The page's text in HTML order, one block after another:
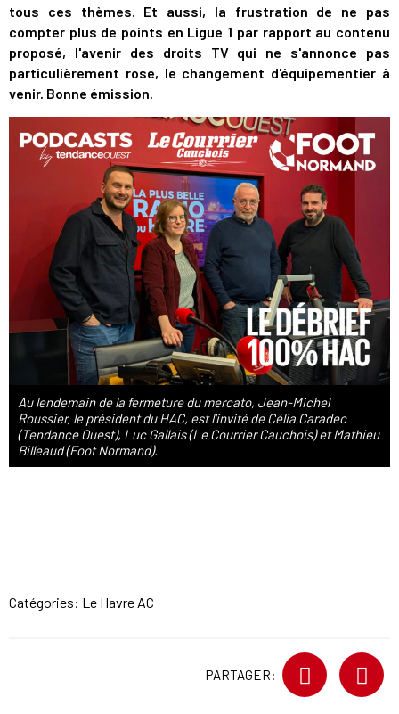
tous ces thèmes. Et aussi, la frustration de ne pas
compter plus de points en Ligue 1 par rapport au contenu
proposé, l'avenir des droits TV qui ne s'annonce pas
particulièrement rose, le changement d'équipementier à
venir. Bonne émission.
Au lendemain de la fermeture du mercato, Jean-Michel
Roussier, le président du HAC, est l'invité de Célia Caradec
(Tendance Ouest), Luc Gallais (Le Courrier Cauchois) et Mathieu
Billeaud (Foot Normand).
Catégories: Le Havre AC
PARTAGER: